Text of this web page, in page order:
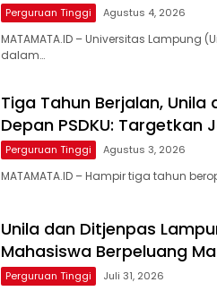
Perguruan Tinggi Agustus 4, 2026
MATAMATA.ID – Universitas Lampung
dalam…
Tiga Tahun Berjalan,
Depan PSDKU: Targetkan
Perguruan Tinggi Agustus 3, 2026
MATAMATA.ID – Hampir tiga tahun
Unila dan Ditjenpas
Mahasiswa Berpeluang
Perguruan Tinggi Juli 31, 2026